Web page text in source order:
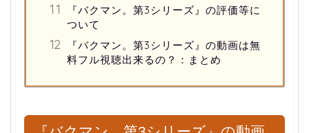
『バクマン。第3シリーズ』の評価等に
ついて
『バクマン。第3シリーズ』の動画は無
料フル視聴出来るの？：まとめ